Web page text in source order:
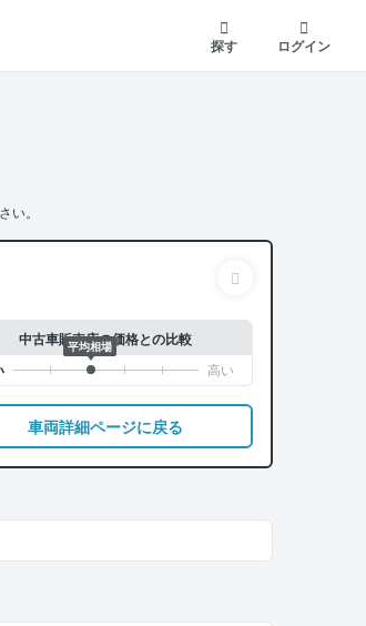
探す
ログイン
い。
中古車販売店の価格との比較
平均相場
車両詳細ページに戻る